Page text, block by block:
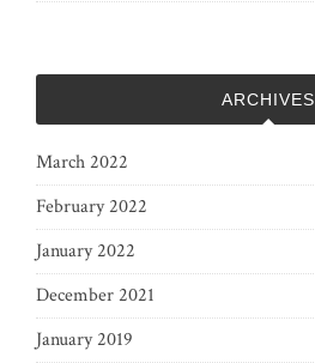
ARCHIVES
March 2022
February 2022
January 2022
December 2021
January 2019